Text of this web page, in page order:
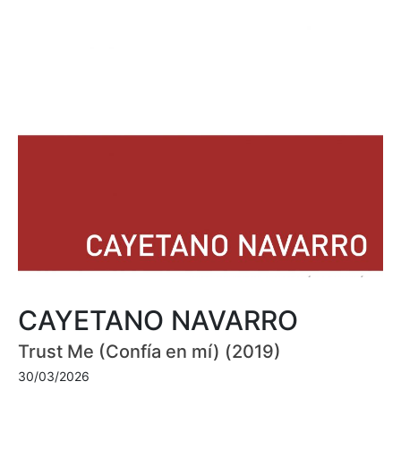
CAYETANO NAVARRO
Trust Me (Confía en mí) (2019)
30/03/2026